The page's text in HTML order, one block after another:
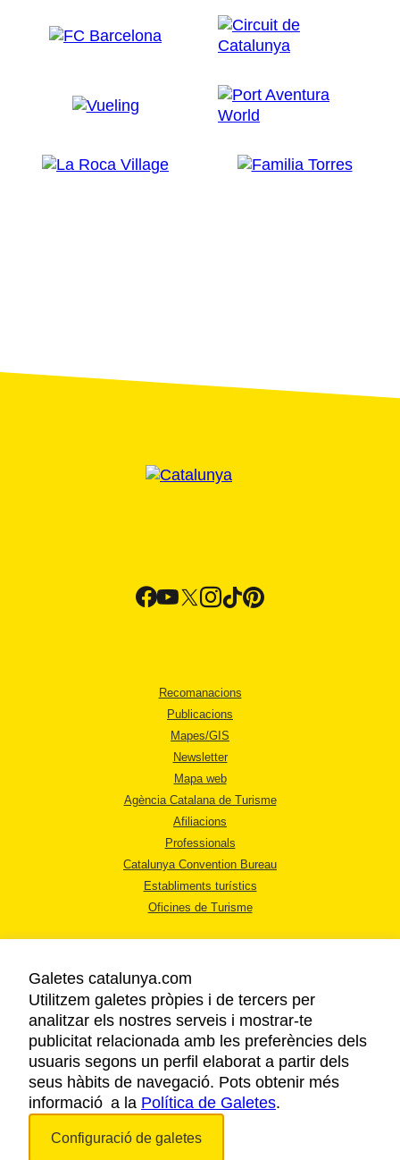
Recomanacions
Publicacions
Mapes/GIS
Newsletter
Mapa web
Agència Catalana de Turisme
Afiliacions
Professionals
Catalunya Convention Bureau
Establiments turístics
Oficines de Turisme
AVÍS LEGAL
POLÍTICA DE PRIVACITAT
COOKIES
ACCESSIBILITAT
Galetes catalunya.com
Utilitzem galetes pròpies i de tercers per
analitzar els nostres serveis i mostrar-te
publicitat relacionada amb les preferències dels
usuaris segons un perfil elaborat a partir dels
seus hàbits de navegació. Pots obtenir més
informació a la Política de Galetes.
Configuració de galetes